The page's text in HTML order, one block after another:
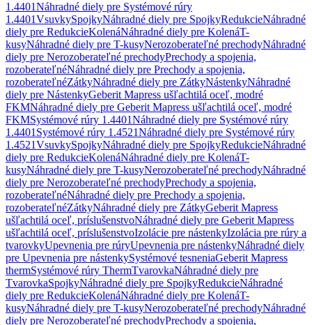
1.4401Náhradné diely pre Systémové rúry
1.4401VsuvkySpojkyNáhradné diely pre SpojkyRedukcieNáhradné
diely pre RedukcieKolenáNáhradné diely pre KolenáT-
kusyNáhradné diely pre T-kusyNerozoberateľné prechodyNáhradné
diely pre Nerozoberateľné prechodyPrechody a spojenia,
rozoberateľnéNáhradné diely pre Prechody a spojenia,
rozoberateľnéZátkyNáhradné diely pre ZátkyNástenkyNáhradné
diely pre NástenkyGeberit Mapress ušľachtilá oceľ, modré
FKMNáhradné diely pre Geberit Mapress ušľachtilá oceľ, modré
FKMSystémové rúry 1.4401Náhradné diely pre Systémové rúry
1.4401 Systémové rúry 1.4521Náhradné diely pre Systémové rúry
1.4521VsuvkySpojkyNáhradné diely pre SpojkyRedukcieNáhradné
diely pre RedukcieKolenáNáhradné diely pre KolenáT-
kusyNáhradné diely pre T-kusyNerozoberateľné prechodyNáhradné
diely pre Nerozoberateľné prechodyPrechody a spojenia,
rozoberateľnéNáhradné diely pre Prechody a spojenia,
rozoberateľnéZátkyNáhradné diely pre ZátkyGeberit Mapress
ušľachtilá oceľ, príslušenstvoNáhradné diely pre Geberit Mapress
ušľachtilá oceľ, príslušenstvoIzolácie pre nástenkyIzolácia pre rúry a
tvarovkyUpevnenia pre rúryUpevnenia pre nástenkyNáhradné diely
pre Upevnenia pre nástenkySystémové tesneniaGeberit Mapress
thermSystémové rúry ThermTvarovkaNáhradné diely pre
TvarovkaSpojkyNáhradné diely pre SpojkyRedukcieNáhradné
diely pre RedukcieKolenáNáhradné diely pre KolenáT-
kusyNáhradné diely pre T-kusyNerozoberateľné prechodyNáhradné
diely pre Nerozoberateľné prechodyPrechody a spojenia,